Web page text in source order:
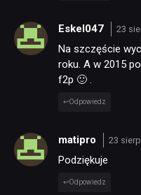
Eskel047 23
Na szczęście
roku. A w 2015
f2p 🙂 .
Odpowiedz
matipro 23
Podziękuje
Odpowiedz